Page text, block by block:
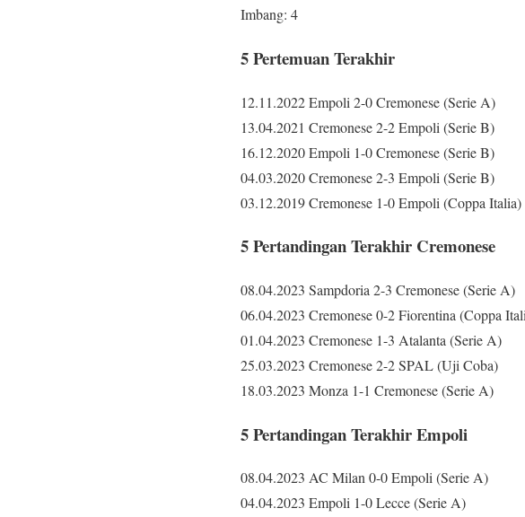
Imbang: 4
5 Pertemuan Terakhir
12.11.2022 Empoli 2-0 Cremonese (Serie A)
13.04.2021 Cremonese 2-2 Empoli (Serie B)
16.12.2020 Empoli 1-0 Cremonese (Serie B)
04.03.2020 Cremonese 2-3 Empoli (Serie B)
03.12.2019 Cremonese 1-0 Empoli (Coppa Italia)
5 Pertandingan Terakhir Cremonese
08.04.2023 Sampdoria 2-3 Cremonese (Serie A)
06.04.2023 Cremonese 0-2 Fiorentina (Coppa
01.04.2023 Cremonese 1-3 Atalanta (Serie A)
25.03.2023 Cremonese 2-2 SPAL (Uji Coba)
18.03.2023 Monza 1-1 Cremonese (Serie A)
5 Pertandingan Terakhir Empoli
08.04.2023 AC Milan 0-0 Empoli (Serie A)
04.04.2023 Empoli 1-0 Lecce (Serie A)